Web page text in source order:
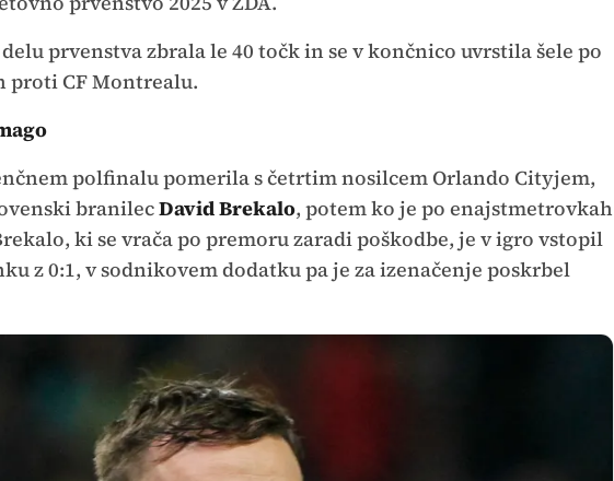
prvenstva zbrala le 40 točk in se v končnico uvrstila šele po
CF Montrealu.
polfinalu pomerila s četrtim nosilcem Orlando Cityjem,
branilecDavid Brekalo, potem ko je po enajstmetrovkah
ki se vrača po premoru zaradi poškodbe, je v igro vstopil
z 0:1, v sodnikovem dodatku pa je za izenačenje poskrbel